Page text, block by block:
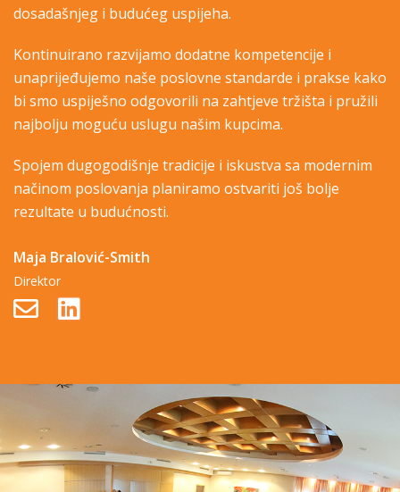
dosadašnjeg i budućeg uspijeha.
Kontinuirano razvijamo dodatne kompetencije i
unaprijeđujemo naše poslovne standarde i prakse kako
bi smo uspiješno odgovorili na zahtjeve tržišta i pružili
najbolju moguću uslugu našim kupcima.
Spojem dugogodišnje tradicije i iskustva sa modernim
načinom poslovanja planiramo ostvariti još bolje
rezultate u budućnosti.
Maja Bralović-Smith
Direktor